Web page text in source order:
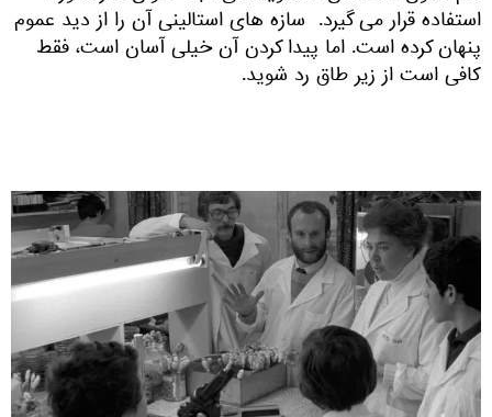
استفاده قرار می گیرد. سازه های استالینی آن را از دید عموم
پنهان کرده است. اما پیدا کردن آن خیلی آسان است، فقط
کافی است از زیر طاق رد شوید.